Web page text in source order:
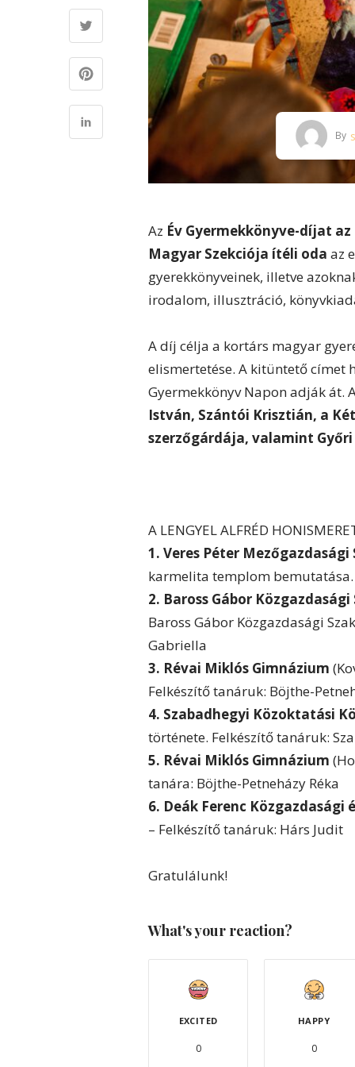
By
Az Év Gyermekkönyve-díjat az
Magyar Szekciója ítéli oda az
gyerekkönyveinek, illetve
irodalom, illusztráció,
A díj célja a kortárs magyar
elismertetése. A kitüntető címet
Gyermekkönyv Napon adják át.
István, Szántói Krisztián, a
szerzőgárdája, valamint
A LENGYEL ALFRÉD
1. Veres Péter Mezőgazdasági
karmelita templom bemutatása.
2. Baross Gábor
Baross Gábor Közgazdasági
Gabriella
3. Révai Miklós Gimnázium
Felkészítő tanáruk: Böjthe-
4. Szabadhegyi Közoktatási
története. Felkészítő tanáruk:
5. Révai Miklós Gimnázium
tanára: Böjthe-Petneházy Réka
6. Deák Ferenc
– Felkészítő tanáruk: Hárs Judit
Gratulálunk!
What's your reaction?
EXCITED
0
HAPPY
0